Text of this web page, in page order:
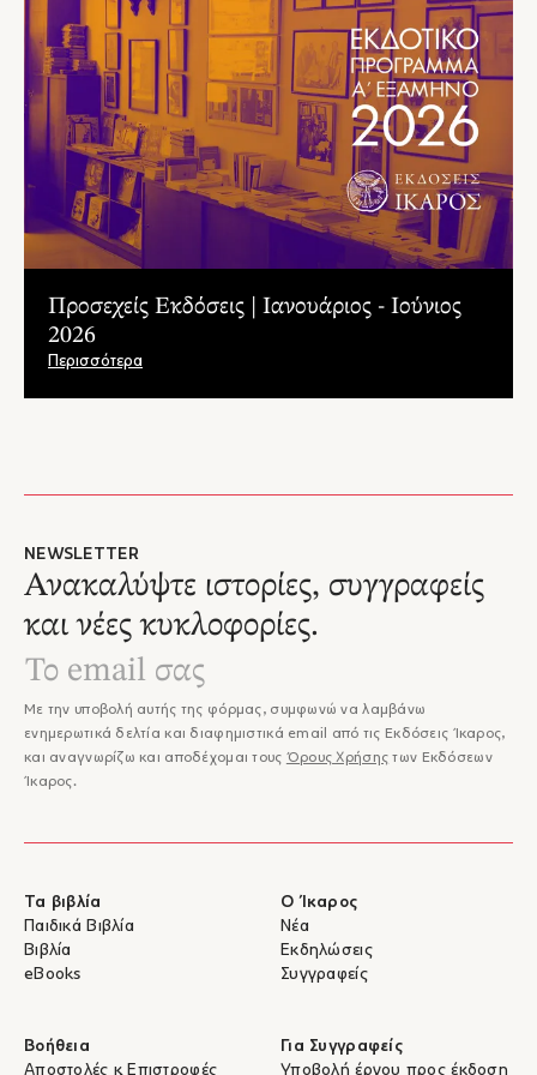
Προσεχείς Εκδόσεις | Ιανουάριος - Ιούνιος
2026
Περισσότερα
NEWSLETTER
Ανακαλύψτε ιστορίες, συγγραφείς
και νέες κυκλοφορίες.
Με την υποβολή αυτής της φόρμας, συμφωνώ να λαμβάνω
ενημερωτικά δελτία και διαφημιστικά email από τις Εκδόσεις Ίκαρος,
και αναγνωρίζω και αποδέχομαι τους Όρους Χρήσης των Εκδόσεων
Ίκαρος.
Τα βιβλία
Παιδικά Βιβλία
Βιβλία
eBooks
Ο Ίκαρος
Νέα
Εκδηλώσεις
Συγγραφείς
Βοήθεια
Αποστολές & Επιστροφές
Για Συγγραφείς
Υποβολή έργου προς έκδοση